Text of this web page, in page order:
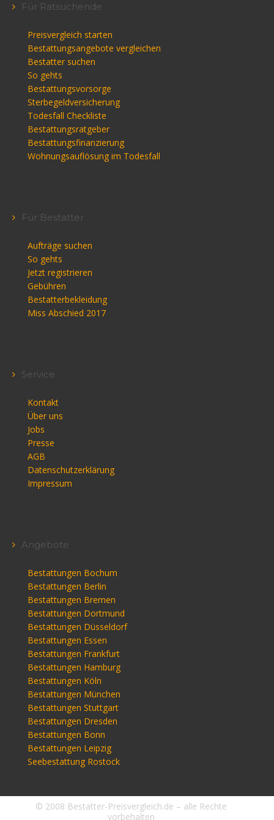
Für Ratsuchende
Preisvergleich starten
Bestattungsangebote vergleichen
Bestatter suchen
So gehts
Bestattungsvorsorge
Sterbegeldversicherung
Todesfall Checkliste
Bestattungsratgeber
Bestattungsfinanzierung
Wohnungsauflösung im Todesfall
Für Bestatter
Aufträge suchen
So gehts
Jetzt registrieren
Gebühren
Bestatterbekleidung
Miss Abschied 2017
Service
Kontakt
Über uns
Jobs
Presse
AGB
Datenschutzerklärung
Impressum
Angebote
Bestattungen Bochum
Bestattungen Berlin
Bestattungen Bremen
Bestattungen Dortmund
Bestattungen Düsseldorf
Bestattungen Essen
Bestattungen Frankfurt
Bestattungen Hamburg
Bestattungen Köln
Bestattungen München
Bestattungen Stuttgart
Bestattungen Dresden
Bestattungen Bonn
Bestattungen Leipzig
Seebestattung Rostock
© 2008 Bestatter-Preisvergleich.de – alle Rechte
vorbehalten